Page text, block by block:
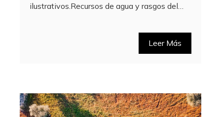
ilustrativos.Recursos de agua y rasgos del…
Leer Más